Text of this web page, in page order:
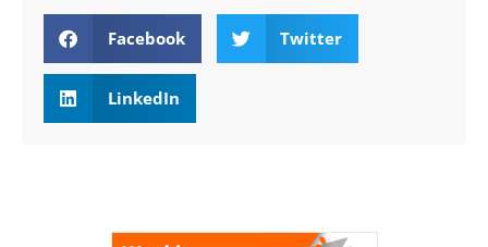
Facebook Twitter
LinkedIn